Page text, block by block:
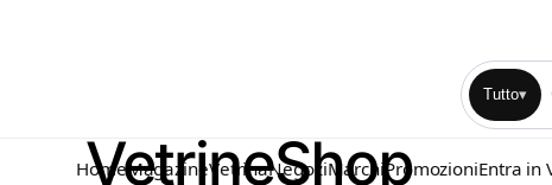
Tutto▾
HomeMagazineVetrinaNegoziMarchi PromozioniEntra in